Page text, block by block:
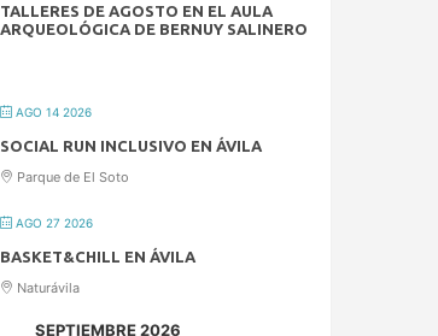
TALLERES DE AGOSTO EN EL AULA
ARQUEOLÓGICA DE BERNUY SALINERO
AGO 14 2026
SOCIAL RUN INCLUSIVO EN ÁVILA
Parque de El Soto
AGO 27 2026
BASKET&CHILL EN ÁVILA
Naturávila
SEPTIEMBRE 2026